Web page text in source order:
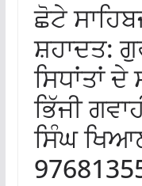
ਛੋਟੇ
ਸ਼ਹਾਦਤ:
ਸਿਧਾਂਤਾਂ
ਭਿੱਜੀ
ਸਿੰਘ